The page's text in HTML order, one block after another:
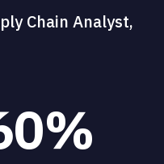
Chain Analyst,